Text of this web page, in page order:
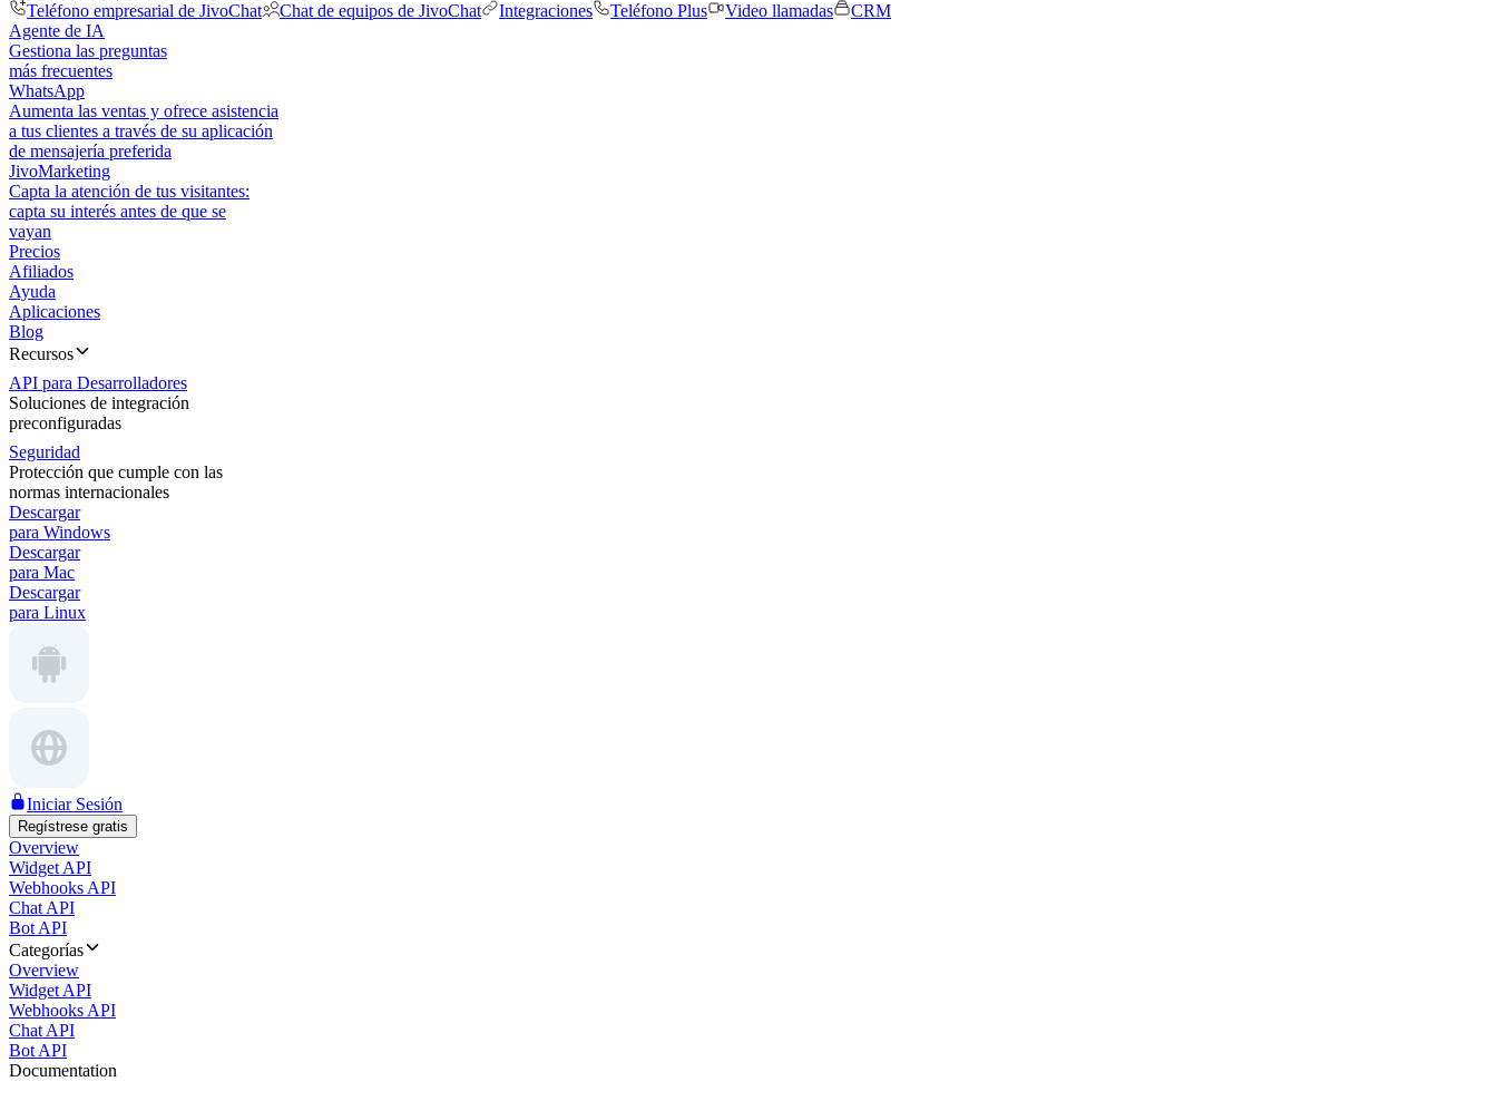
Teléfono empresarial de JivoChat
Chat de equipos de JivoChat Integraciones Teléfono Plus Video llamadas
CRM
Agente de IA
Gestiona las preguntas
más frecuentes
WhatsApp
Aumenta las ventas y ofrece asistencia
a tus clientes a través de su aplicación
de mensajería preferida
JivoMarketing
Capta la atención de tus visitantes:
capta su interés antes de que se
vayan
Precios
Afiliados
Ayuda
Aplicaciones
Blog
Recursos
API para Desarrolladores
Soluciones de integración
preconfiguradas
Seguridad
Protección que cumple con las
normas internacionales
Descargar
para Windows
Descargar
para Mac
Descargar
para Linux
Iniciar Sesión
Regístrese gratis
Overview
Widget API
Webhooks API
Chat API
Bot API
Categorías
Overview
Widget API
Webhooks API
Chat API
Bot API
Documentation